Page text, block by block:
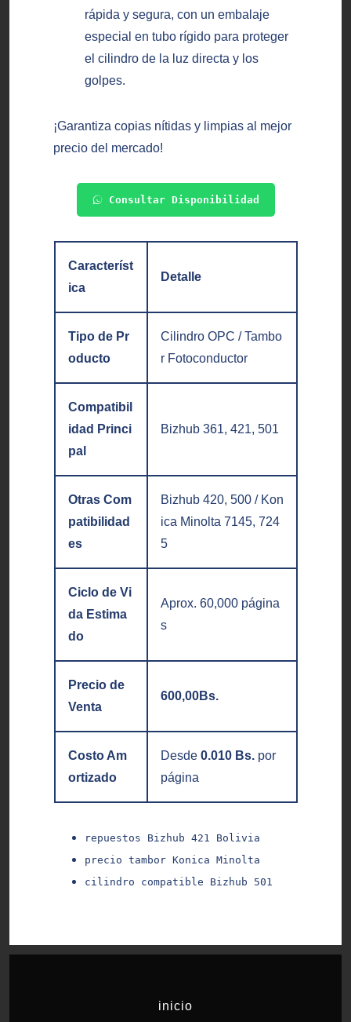
rápida y segura, con un embalaje
especial en tubo rígido para proteger
el cilindro de la luz directa y los
golpes.
¡Garantiza copias nítidas y limpias al mejor
precio del mercado!
Consultar Disponibilidad
Característ
ica
Detalle
Tipo de Pr
oducto
Cilindro OPC / Tambo
r Fotoconductor
Compatibil
idad Princi
pal
Bizhub 361, 421, 501
Otras Com
patibilidad
es
Bizhub 420, 500 / Kon
ica Minolta 7145, 724
5
Ciclo de Vi
da Estima
do
Aprox. 60,000 página
s
Precio de
Venta
600,00Bs.
Costo Am
ortizado
Desde 0.010 Bs.por
página
repuestos Bizhub 421 Bolivia
precio tambor Konica Minolta
cilindro compatible Bizhub 501
inicio